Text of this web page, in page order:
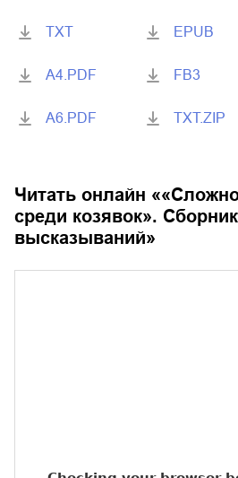
TXT
A4.PDF
A6.PDF
EPUB
FB3
TXT.ZIP
Читать онлайн «
среди козявок».
высказываний»